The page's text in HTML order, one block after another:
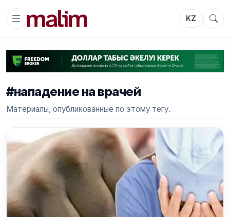
KZ
#нападение на врачей
Материалы, опубликованные по этому тегу.